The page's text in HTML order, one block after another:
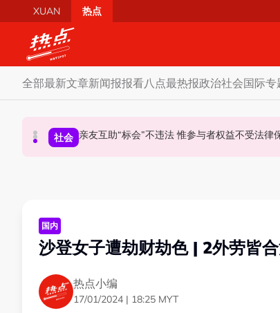
Skip to main content
XUAN 热点
全部最新文章新闻报报看八点最热报政治社会国际专
政治 蓝潮或冲击槟州政治版图 学者：希
社会 亲友互助“标会”不违法 惟参与者权益不受法
政治 昨反贪会总部录供身体不适急
国内
沙登女子遭劫财劫色 | 2外劳皆
热点小编
17/01/2024 | 18:25 MYT